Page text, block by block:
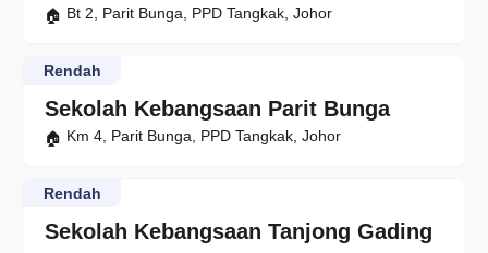
Bt 2, Parit Bunga, PPD Tangkak, Johor
Sekolah Kebangsaan Parit Bunga
Rendah
Km 4, Parit Bunga, PPD Tangkak, Johor
Sekolah Kebangsaan Tanjong Gading
Rendah